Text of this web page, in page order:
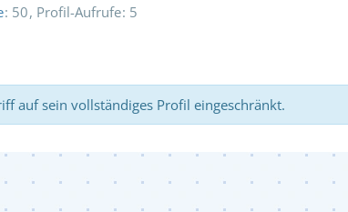
50 Profil-Aufrufe 5
auf sein vollständiges Profil eingeschränkt.